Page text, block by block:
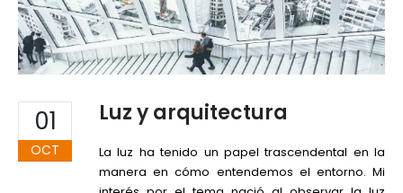
01
OCT
Luz y arquitectura
La luz ha tenido un papel trascendental en la
manera en cómo entendemos el entorno. Mi